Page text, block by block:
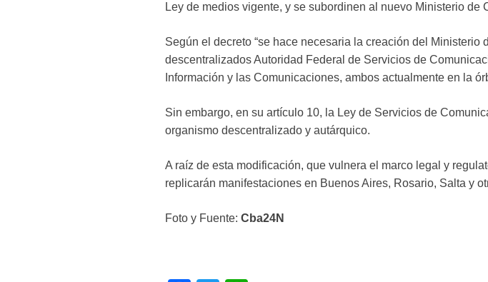
Ley de medios vigente, y se subordinen al nuevo Ministerio de
Según el decreto “se hace necesaria la creación del
descentralizados Autoridad Federal de Servicios de
Información y las Comunicaciones, ambos actualmente en la
Sin embargo, en su artículo 10, la Ley de Servicios de
organismo descentralizado y autárquico.
A raíz de esta modificación, que vulnera el marco legal y
replicarán manifestaciones en Buenos Aires, Rosario, Salta y
Foto y Fuente: Cba24N